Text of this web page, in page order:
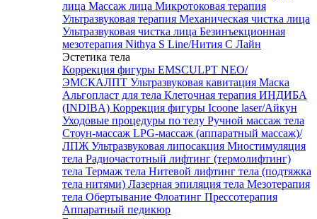
лица Массаж лица Микротоковая терапия
Ультразвуковая терапия Механическая чистка лица
Ультразвуковая чистка лица Безинъекционная
мезотерапия Nithya S Line/Нития С Лайн
Эстетика тела
Коррекция фигуры EMSCULPT NEO/
ЭМСКАЛПТ Ультразвуковая кавитация Маска
Альгопласт для тела Клеточная терапия ИНДИБА
(INDIBA) Коррекция фигуры Icoone laser/Айкун
Уходовые процедуры по телу Ручной массаж тела
Стоун-массаж LPG-массаж (аппаратный массаж)/
ЛПЖ Ультразвуковая липосакция Миостимуляция
тела Радиочастотный лифтинг (термолифтинг)
тела Термаж тела Нитевой лифтинг тела (подтяжка
тела нитями) Лазерная эпиляция тела Мезотерапия
тела Обертывание Флоатинг Прессотерапия
Аппаратный педикюр